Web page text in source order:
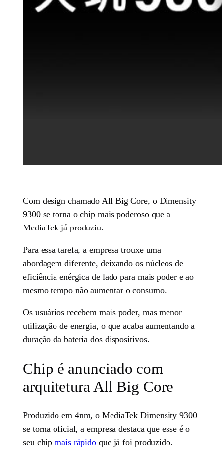
Com design chamado All Big Core, o Dimensity
9300 se torna o chip mais poderoso que a
MediaTek já produziu.
Para essa tarefa, a empresa trouxe uma
abordagem diferente, deixando os núcleos de
eficiência enérgica de lado para mais poder e ao
mesmo tempo não aumentar o consumo.
Os usuários recebem mais poder, mas menor
utilização de energia, o que acaba aumentando a
duração da bateria dos dispositivos.
Chip é anunciado com
arquitetura All Big Core
Produzido em 4nm, o MediaTek Dimensity 9300
se torna oficial, a empresa destaca que esse é o
seu chipmais rápido que já foi produzido.